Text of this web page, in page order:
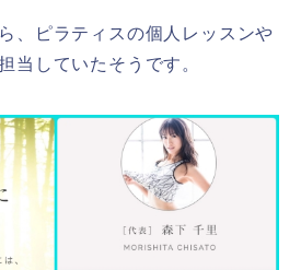
、ピラティスの個人レッスンや
当していたそうです。